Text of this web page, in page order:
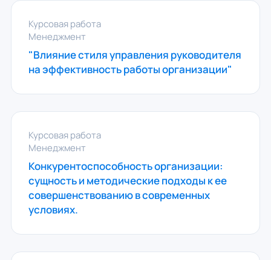
Курсовая работа
Менеджмент
"Влияние стиля управления руководителя
на эффективность работы организации"
Курсовая работа
Менеджмент
Конкурентоспособность организации:
сущность и методические подходы к ее
совершенствованию в современных
условиях.